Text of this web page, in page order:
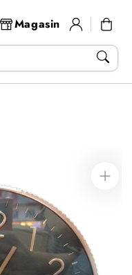
Magasin
connecter
Panier